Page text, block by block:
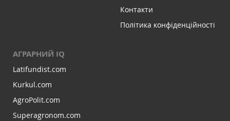
Контакти
Політика конфіденційності
АГРАРНИЙ IQ
Latifundist.com
Kurkul.com
AgroPolit.com
Superagronom.com